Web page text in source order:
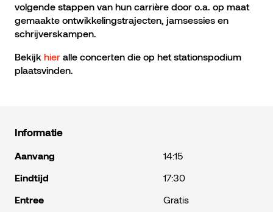
volgende stappen van hun carrière door o.a. op maat
gemaakte ontwikkelingstrajecten, jamsessies en
schrijverskampen.
Bekijk hier alle concerten die op het stationspodium
plaatsvinden.
Informatie
Aanvang
14:15
Eindtijd
17:30
Entree
Gratis